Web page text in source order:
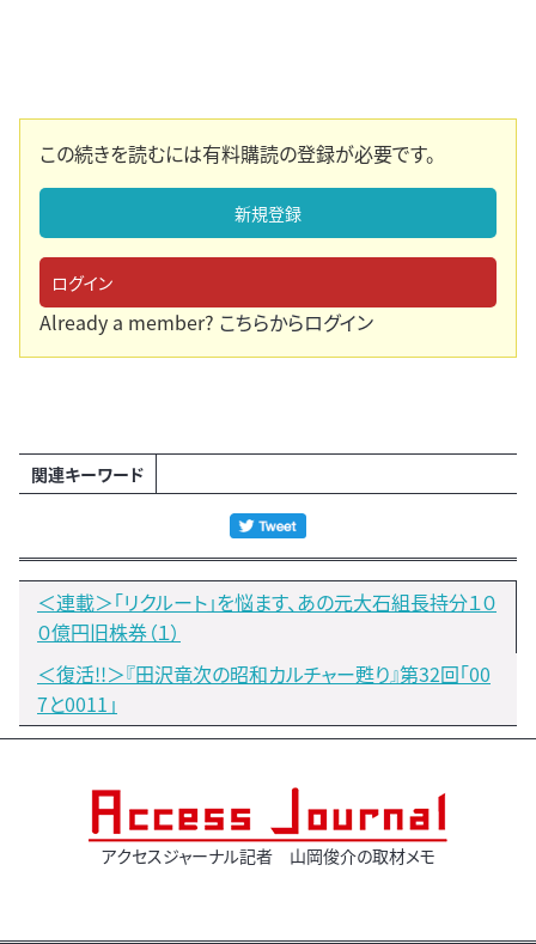
この続きを読むには有料購読の登録が必要です。
新規登録
ログイン
Already a member? こちらからログイン
関連キーワード
＜連載＞「リクルート」を悩ます、あの元大石組長持分１０
０億円旧株券（１）
＜復活!!＞『田沢竜次の昭和カルチャー甦り』第32回「00
7と0011」
アクセスジャーナル記者 山岡俊介の取材メモ